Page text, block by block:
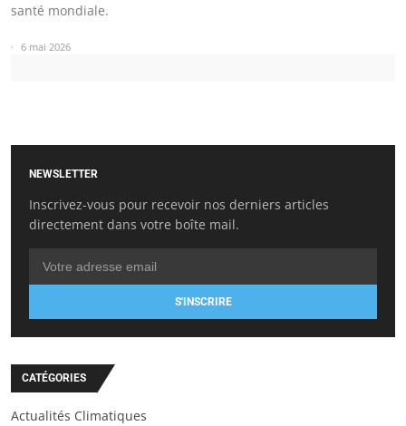
santé mondiale.
6 mai 2026
NEWSLETTER
Inscrivez-vous pour recevoir nos derniers articles
directement dans votre boîte mail.
S'INSCRIRE
CATÉGORIES
Actualités Climatiques